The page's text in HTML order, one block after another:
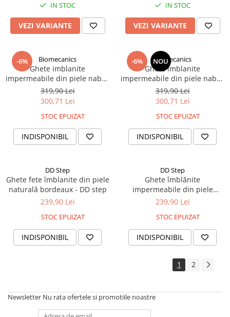
IN STOC
VEZI VARIANTE
IN STOC
VEZI VARIANTE
-6% Biomecanics
Ghete imblanite
impermeabile din piele nabuc
si interior de lana naturala -
kaki Biomecanics
319,90 Lei
300,71 Lei
STOC EPUIZAT
INDISPONIBIL
-6% NOU
Biomecanics
Ghete imblanite
impermeabile din piele nabuc
si interior de lana naturala -
galben Biomecanics
319,90 Lei
300,71 Lei
STOC EPUIZAT
INDISPONIBIL
DD Step
Ghete fete îmblanite din piele
naturală bordeaux - DD step
239,90 Lei
STOC EPUIZAT
INDISPONIBIL
DD Step
Ghete îmblănite
impermeabile din piele
naturală gri - DD Step
239,90 Lei
STOC EPUIZAT
INDISPONIBIL
1 2
Newsletter Nu rata ofertele si promotiile noastre